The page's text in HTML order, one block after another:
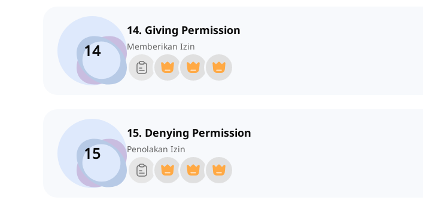
14
14. Giving Permission
Memberikan Izin
15
15. Denying Permission
Penolakan Izin